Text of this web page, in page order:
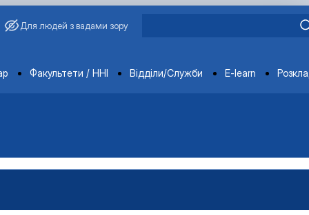
Для людей з вадами зору
Факультети / ННІ Відділи/Служби E-learn